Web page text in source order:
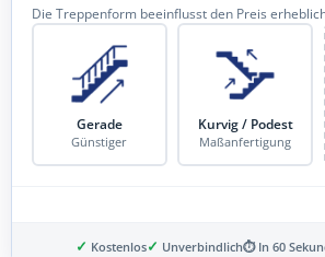
Die Treppenform beeinflusst den Preis
Gerade
Günstiger
Kurvig / Podest
Maßanfertigung
✓ Kostenlos✓ Unverbindlich⏱ In 60